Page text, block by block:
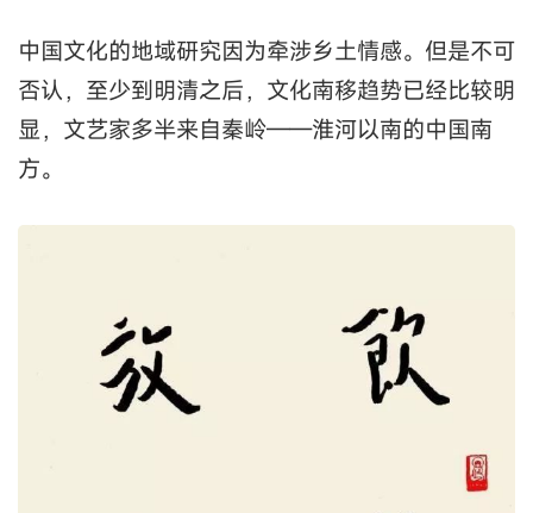
中国文化的地域研究因为牵涉乡土情感。但是不可
否认，至少到明清之后，文化南移趋势已经比较明
显，文艺家多半来自秦岭——淮河以南的中国南
方。